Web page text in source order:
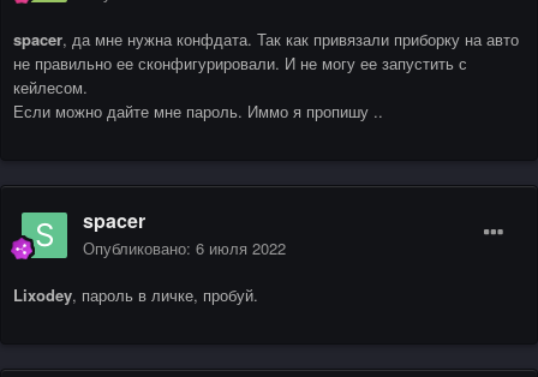
spacer, да мне нужна конфдата. Так как привязали приборку на авто
не правильно ее сконфигурировали. И не могу ее запустить с
кейлесом.
Если можно дайте мне пароль. Иммо я пропишу ..
spacer
Опубликовано: 6 июля 2022
Lixodey, пароль в личке, пробуй.